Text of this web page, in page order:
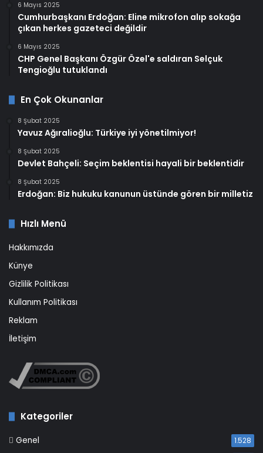
6 Mayıs 2025
Cumhurbaşkanı Erdoğan: Eline mikrofon alıp sokağa
çıkan herkes gazeteci değildir
6 Mayıs 2025
CHP Genel Başkanı Özgür Özel'e saldıran Selçuk
Tengioğlu tutuklandı
En Çok Okunanlar
8 Şubat 2025
Yavuz Ağıralioğlu: Türkiye iyi yönetilmiyor!
8 Şubat 2025
Devlet Bahçeli: Seçim beklentisi hayali bir beklentidir
8 Şubat 2025
Erdoğan: Biz hukuku kanunun üstünde gören bir milletiz
Hızlı Menü
Hakkımızda
Künye
Gizlilik Politikası
Kullanım Politikası
Reklam
İletişim
Kategoriler
Genel 1.528